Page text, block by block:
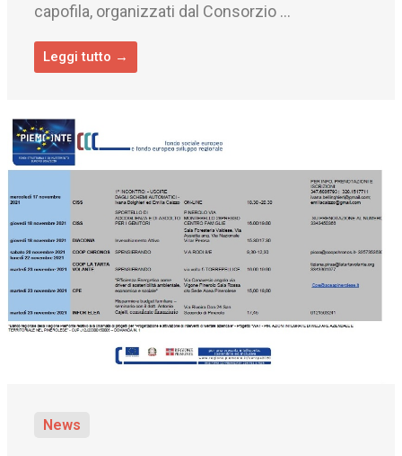
capofila, organizzati dal Consorzio ...
Leggi tutto →
News